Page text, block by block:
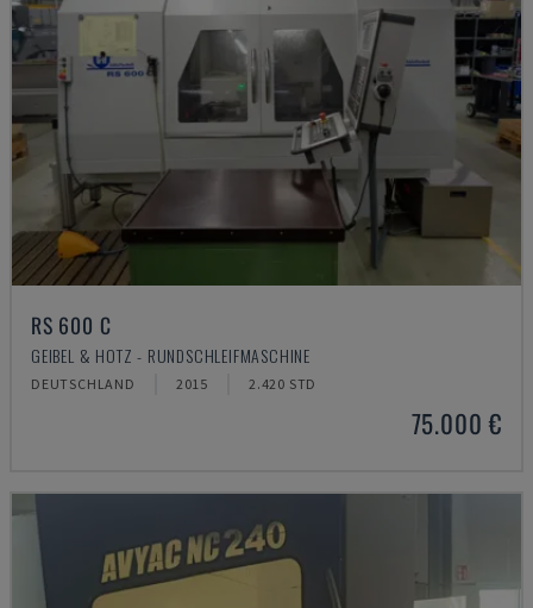
RS 600 C
GEIBEL & HOTZ - RUNDSCHLEIFMASCHINE
DEUTSCHLAND 2015 2.420 STD
75.000 €